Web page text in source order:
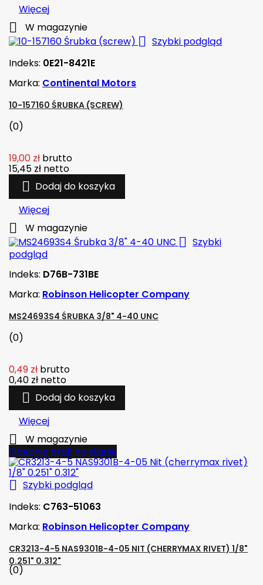
Więcej
 W magazynie
 Szybki podgląd
Indeks: 0E21-8421E
Marka: Continental Motors
10-157160 ŚRUBKA (SCREW)
(0)
19,00 zł brutto
15,45 zł netto
 Dodaj do koszyka
Więcej
 W magazynie
 Szybki
podgląd
Indeks: D76B-731BE
Marka: Robinson Helicopter Company
MS24693S4 ŚRUBKA 3/8" 4-40 UNC
(0)
0,49 zł brutto
0,40 zł netto
 Dodaj do koszyka
Więcej

W magazynie
Obecnie brak na stanie
 Szybki podgląd
Indeks: C763-51063
Marka: Robinson Helicopter Company
CR3213-4-5 NAS9301B-4-05 NIT (CHERRYMAX RIVET) 1/8"
0.251" 0.312"
(0)